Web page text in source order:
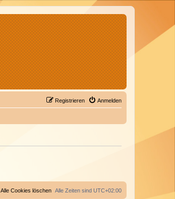
Anmelden
Registrieren
Alle Zeiten sind UTC+02:00
Alle Cookies löschen